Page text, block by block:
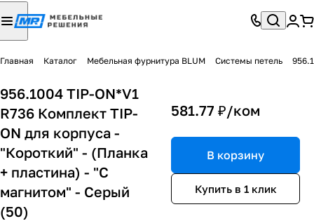
Главная Каталог Мебельная фурнитура BLUM Системы петель
956.1004 TIP-ON*V1
R736 Комплект TIP-
ON для корпуса -
"Короткий" - (Планка
+ пластина) - "С
магнитом" - Серый
(50)
581.77 ₽/ком
В корзину
Купить в 1 клик